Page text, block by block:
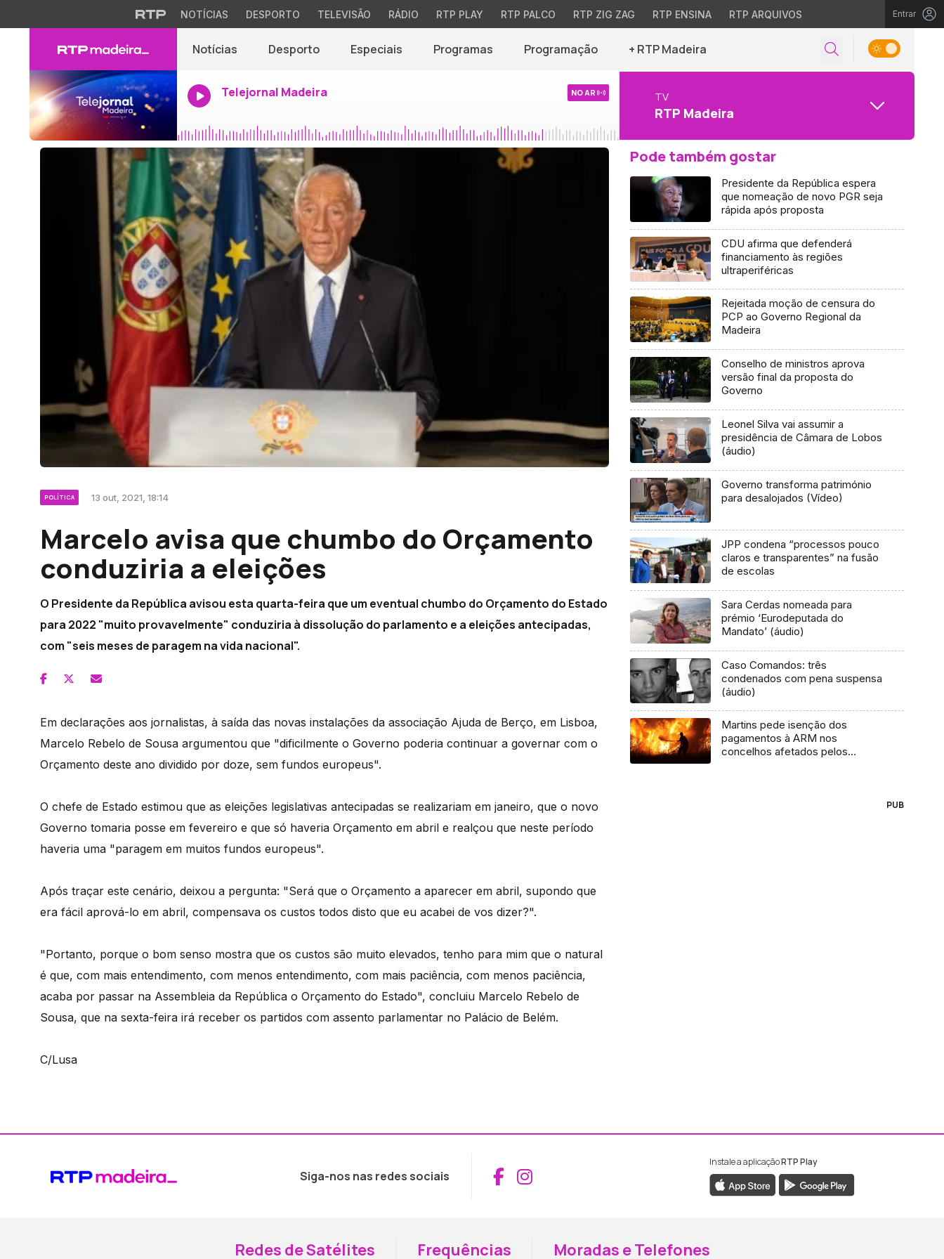
NOTÍCIAS DESPORTO TELEVISÃO RÁDIO RTP PLAY RTP PALCO RTP ZIG ZAG RTP ENSINA RTP ARQUIVOS Entrar
Notícias Desporto Especiais Programas Programação + RTP Madeira
Telejornal Madeira NO AR TV
RTP Madeira
POLÍTICA 13 out, 2021, 18:14
Marcelo avisa que chumbo do Orçamento
conduziria a eleições
O Presidente da República avisou esta quarta-feira que um eventual chumbo do Orçamento do Estado
para 2022 "muito provavelmente" conduziria à dissolução do parlamento e a eleições antecipadas,
com "seis meses de paragem na vida nacional".
Em declarações aos jornalistas, à saída das novas instalações da associação Ajuda de Berço, em Lisboa,
Marcelo Rebelo de Sousa argumentou que "dificilmente o Governo poderia continuar a governar com o
Orçamento deste ano dividido por doze, sem fundos europeus".
O chefe de Estado estimou que as eleições legislativas antecipadas se realizariam em janeiro, que o novo
Governo tomaria posse em fevereiro e que só haveria Orçamento em abril e realçou que neste período
haveria uma "paragem em muitos fundos europeus".
Após traçar este cenário, deixou a pergunta: "Será que o Orçamento a aparecer em abril, supondo que
era fácil aprová-lo em abril, compensava os custos todos disto que eu acabei de vos dizer?".
"Portanto, porque o bom senso mostra que os custos são muito elevados, tenho para mim que o natural
é que, com mais entendimento, com menos entendimento, com mais paciência, com menos paciência,
acaba por passar na Assembleia da República o Orçamento do Estado", concluiu Marcelo Rebelo de
Sousa, que na sexta-feira irá receber os partidos com assento parlamentar no Palácio de Belém.
C/Lusa
Pode também gostar
Presidente da República espera
que nomeação de novo PGR seja
rápida após proposta
CDU afirma que defenderá
financiamento às regiões
ultraperiféricas
Rejeitada moção de censura do
PCP ao Governo Regional da
Madeira
Conselho de ministros aprova
versão final da proposta do
Governo
Leonel Silva vai assumir a
presidência de Câmara de Lobos
(áudio)
Governo transforma património
para desalojados (Vídeo)
JPP condena “processos pouco
claros e transparentes” na fusão
de escolas
Sara Cerdas nomeada para
prémio ‘Eurodeputada do
Mandato’ (áudio)
Caso Comandos: três
condenados com pena suspensa
(áudio)
Martins pede isenção dos
pagamentos à ARM nos
concelhos afetados pelos
PUB
Siga-nos nas redes sociais Aceder ao Facebook da RTP Madeira
Aceder ao Instagram da RTP Madeira
Instale a aplicaçãoRTP Play
Redes de Satélites Frequências Moradas e Telefones